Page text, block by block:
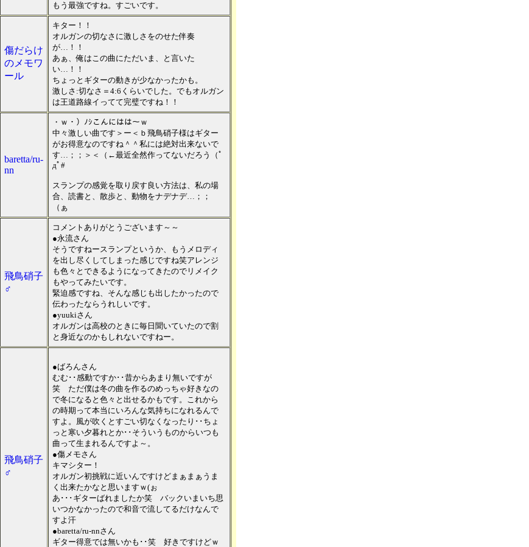
もう最強ですね。すごいです。
傷だらけ
のメモワ
ール
キター！！
オルガンの切なさに激しさをのせた伴奏
が…！！
あぁ、俺はこの曲にただいま、と言いた
い…！！
ちょっとギターの動きが少なかったかも。
激しさ:切なさ＝4:6くらいでした。でもオルガン
は王道路線イってて完璧ですね！！
baretta/ru-
nn
・ｗ・）ﾉｼこんにはは～ｗ
中々激しい曲です＞ー＜ｂ飛鳥硝子様はギター
がお得意なのですね＾＾私には絶対出来ないで
す…；；＞＜（←最近全然作ってないだろう（ﾟ
дﾟ#
スランプの感覚を取り戻す良い方法は、私の場
合、読書と、散歩と、動物をナデナデ…；；
（ぁ
飛鳥硝子
♂
コメントありがとうございます～～
●永流さん
そうですねースランプというか、もうメロディ
を出し尽くしてしまった感じですね笑アレンジ
も色々とできるようになってきたのでリメイク
もやってみたいです。
緊迫感ですね、そんな感じも出したかったので
伝わったならうれしいです。
●yuukiさん
オルガンは高校のときに毎日聞いていたので割
と身近なのかもしれないですねー。
飛鳥硝子
♂
●ばろんさん
むむ･･感動ですか･･昔からあまり無いですが
笑 ただ僕は冬の曲を作るのめっちゃ好きなの
で冬になると色々と出せるかもです。これから
の時期って本当にいろんな気持ちになれるんで
すよ。風が吹くとすごい切なくなったり･･ちょ
っと寒い夕暮れとか･･そういうものからいつも
曲って生まれるんですよ～。
●傷メモさん
キマシター！
オルガン初挑戦に近いんですけどまぁまぁうま
く出来たかなと思いますｗ(ぉ
あ･･･ギターばれましたか笑 バックいまいち思
いつかなかったので和音で流してるだけなんで
すよ汗
●baretta/ru-nnさん
ギター得意では無いかも･･笑 好きですけどｗ